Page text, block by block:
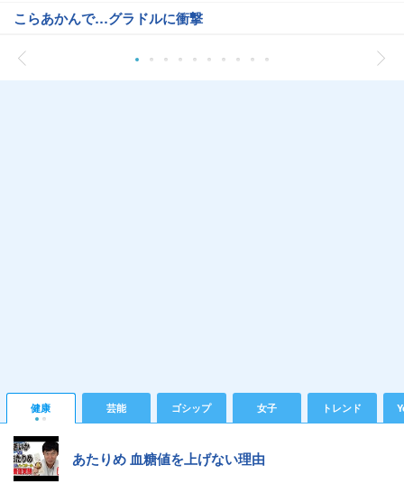
こらあかんで…グラドルに衝撃
健康 芸能 ゴシップ 女子 トレンド
あたりめ 血糖値を上げない理由